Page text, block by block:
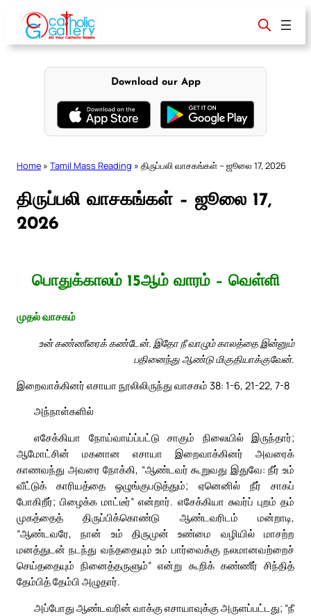
content
Download our App
Home » Tamil Mass Reading » திருப்பலி வாசகங்கள் – ஜூலை 17, 2026
திருப்பலி வாசகங்கள் – ஜூலை 17,
2026
பொதுக்காலம் 15ஆம் வாரம் – வெள்ளி
முதல் வாசகம்
உன் கண்ணீரைக் கண்டேன். இதோ நீ வாழும் காலத்தை இன்னும்
பதினைந்து ஆண்டு மிகுதியாக்குவேன்.
இறைவாக்கினர் எசாயா நூலிலிருந்து வாசகம் 38: 1-6, 21-22, 7-8
அந்நாள்களில்
எசேக்கியா நோய்வாய்ப்பட்டு சாகும் நிலையில் இருந்தார்;
ஆமோட்சின் மகனான எசாயா இறைவாக்கினர் அவரைக்
காணவந்து அவரை நோக்கி, “ஆண்டவர் கூறுவது இதுவே: நீர் உம்
வீட்டுக் காரியத்தை ஒழுங்குபடுத்தும்; ஏனெனில் நீர் சாகப்
போகிறீர்; பிழைக்க மாட்டீர்” என்றார். எசேக்கியா சுவர்ப் புறம் தம்
முகத்தைத் திருப்பிக்கொண்டு ஆண்டவரிடம் மன்றாடி,
“ஆண்டவரே, நான் உம் திருமுன் உண்மை வழியில் மாசற்ற
மனத்துடன் நடந்து வந்ததையும் உம் பார்வைக்கு நலமானவற்றைச்
செய்ததையும் நினைத்தருளும்” என்று கூறிக் கண்ணீர் சிந்தித்
தேம்பித் தேம்பி அழுதார்.
அப்போது ஆண்டவரின் வாக்கு எசாயாவுக்கு அருளப்பட்டது; “நீ